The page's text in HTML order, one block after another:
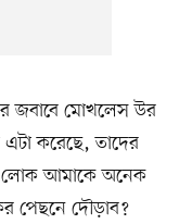
জবাবে মোখলেস উর
করেছে, তাদের
লোক আমাকে অনেক
পেছনে দৌড়াব?